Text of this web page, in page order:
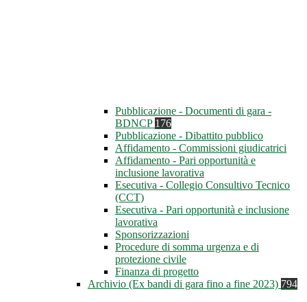
Pubblicazione - Documenti di gara -
BDNCP 176
Pubblicazione - Dibattito pubblico
Affidamento - Commissioni giudicatrici
Affidamento - Pari opportunità e
inclusione lavorativa
Esecutiva - Collegio Consultivo Tecnico
(CCT)
Esecutiva - Pari opportunità e inclusione
lavorativa
Sponsorizzazioni
Procedure di somma urgenza e di
protezione civile
Finanza di progetto
Archivio (Ex bandi di gara fino a fine 2023) 794